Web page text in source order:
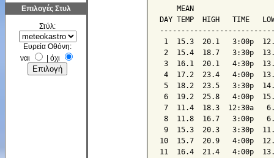
Επιλογές Στυλ
Στύλ:
Ευρεία Οθόνη:
ναι
όχι
MEAN
DAY TEMP  HIGH   TIME
1  15.3  20.1   3:00p
2  15.4  18.7   3:30p
3  16.1  20.1   4:30p
4  17.2  23.4   4:00p
5  18.2  23.5   3:30p
6  19.2  25.8   4:00p
7  11.4  18.3  12:30a
8  11.8  16.7   3:00p
9  15.3  20.3   3:30p
10  15.7  20.9   4:00p
11  16.4  21.4   4:00p